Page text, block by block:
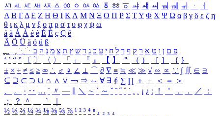
ㅺ ㅻ ㅼ ㅽ ㅾ ㅿ ㆀ ㆁ ㆂ ㆃ ㆄ ㆅ ㆆ ㆇ ㆈ ㆉ ㆊ ㆋ ㆌ ㆍ
ㆎ
Α Β ΓΔ Ε Ζ Η Θ Ι ΚΛ Μ Ν Ξ Ο Π Ρ Σ ΤΥ Φ Χ Ψ Ω α β γ δ ε ζ η
θ ι κ λ μ ν ξ ο π ρ σ τ υ φ χ ψ ω
á à Á À é è É È ç Ç ê
Ä Ö Ü ä ö ü ß
ִֶֹ ֻּ ׁׂ פ ם ן ו ט א ר ק ף ך ל ח י ע כ ג ד ש ץ ת צ מ נ ה ב
‘ ’ “ ” 〔 〕 〈 〉 「 」 『 』 【 】 ＂ （ ） ［ ］ ｛ ｝
± × ÷ ≠ ≤ ≥ ∞ ∴ ♂ ♀ ∠ ⊥ ⌒ ∂ ∇ ≡ ≒ ≪ ≫ √ ∽ ∝ ∵ ∫ ∬ ∈ ∋
⊆ ⊇ ⊂ ⊃ ∪ ∩ ∧ ∨ ￢ ⇒ ⇔ ∀ ∃ ∮ ∑ ∏ ＋ － ＜ ＝
＞
、
。 · ‥ … ¨ 〃 ― ＼ ∼ ´ ～ ˇ ˘ ˝ ˚ ˙ ¸ ¡ ¿ ː ！ ＇ ， ． ／
：
；
？ ＾ ｀
½ ⅓ ⅔ ¼ ¾ ⅛ ⅜ ⅝ ⅞ ¹ ² ³ ⁴ ⁿ ₁ ₂ ₃ ₄